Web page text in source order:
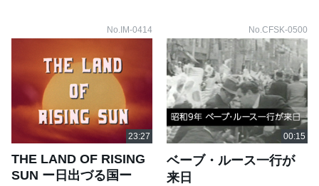
No.IM-0414
THE LAND OF RISING
SUN ー日出づる国ー
No.CFSK-0500
ベーブ・ルース一行が
来日